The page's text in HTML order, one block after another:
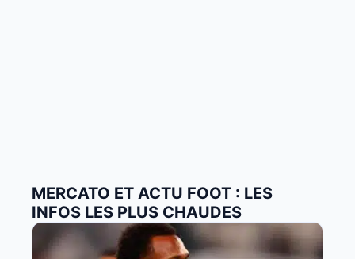
MERCATO ET ACTU FOOT : LES
INFOS LES PLUS CHAUDES